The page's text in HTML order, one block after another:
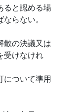
ると認める場
らない。
散の決議又は
受けなけれ
について準用